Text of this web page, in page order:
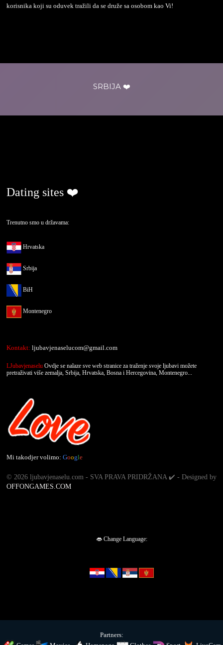
korisnika koji su oduvek tražili da se druže sa osobom kao Vi!
SRBIJA ❤️
Dating sites ❤️
Trenutno smo u državama:
Hrvatska
Srbija
BiH
Montenegro
Kontakt: ljubavjenaselucom@gmail.com
LJubavjenaselu Ovdje se nalaze sve web stranice za traženje svoje ljubavi možete
pretraživati više zemalja, Srbija, Hrvatska, Bosna i Hercegovina, Montenegro...
Mi takodjer volimo: Google
© 2026 ljubavjenaselu.com - SVA PRAVA PRIDRŽANA ✔️ - Designed by
OFFONGAMES.COM
👄 Change Language:
Partners: